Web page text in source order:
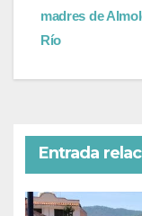
madres de
Río
Entrada